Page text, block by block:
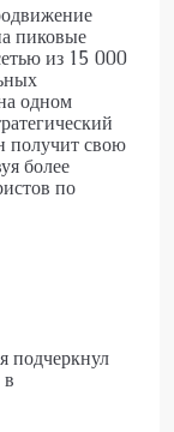
пиковые
из 15 000
одном
получит свою
более
по
подчеркнул